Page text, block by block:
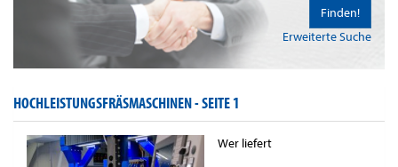
Erweiterte Suche
Finden!
HOCHLEISTUNGSFRÄSMASCHINEN -SEITE 1
Wer liefert